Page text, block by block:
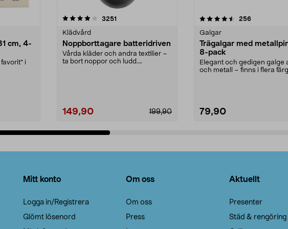
cm, 4-
i
3251
Klädvård
Noppborttagare batteridriven
Vårda kläder och andra textilier –
ta bort noppor och ludd.
199,90
149,90
4.5av 5 stjärnor 256recensioner
Galgar
Trägalgar med
8-pack
Elegant och gedigen galge
och metall – finns i flera
79,90
4.0av 5 stjärnor
Mitt konto
Logga in/Registrera
Glömt lösenord
Om oss
Om oss
Press
Aktuellt
Presenter
Städ & rengöring